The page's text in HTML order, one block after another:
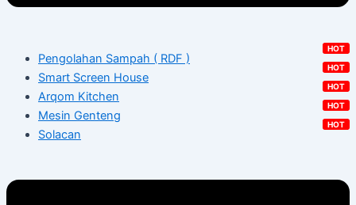
Pengolahan Sampah ( RDF )
Smart Screen House
Arqom Kitchen
Mesin Genteng
Solacan